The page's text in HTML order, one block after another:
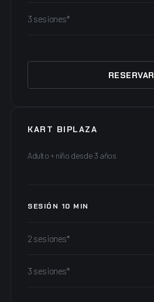
3 sesiones*
RESERVAR
KART BIPLAZA
Adulto + niño desde 3 años
SESIÓN 10 MIN
2 sesiones*
3 sesiones*